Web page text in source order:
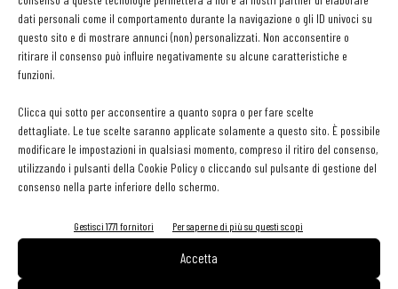
dati personali come il comportamento durante la navigazione o gli ID univoci su
questo sito e di mostrare annunci (non) personalizzati. Non acconsentire o
ritirare il consenso può influire negativamente su alcune caratteristiche e
funzioni.
Clicca qui sotto per acconsentire a quanto sopra o per fare scelte
dettagliate. Le tue scelte saranno applicate solamente a questo sito. È possibile
modificare le impostazioni in qualsiasi momento, compreso il ritiro del consenso,
utilizzando i pulsanti della Cookie Policy o cliccando sul pulsante di gestione del
consenso nella parte inferiore dello schermo.
Gestisci 1771 fornitori Per saperne di più su questi scopi
Accetta
che si apre al mondo e insiste all’Oriente nell’utilizzo di alcuni
ingredienti ricorrenti. Piatti basati su gusti di contrappunto, una
notevole perizia nell’uso delle salse, una complessità di insieme che
cucina di Perata. Con lui in cucina opera una brigata importante,
anche numericamente, che annovera anche Gianluigi Erme (sous-
chef) e Tomohiro Kiramochi (cuoco giapponese da 10 anni alla
piccoli particolari (l’impronta di Barasategui è forse la più nitida),
da come viene tirata una salsa, da alcune forme e accostamenti,
ma non vela mai la personalità dello chef. Si può optare tra due